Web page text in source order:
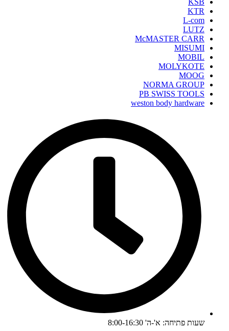
KSB
KTR
L-com
LUTZ
McMASTER CARR
MISUMI
MOBIL
MOLYKOTE
MOOG
NORMA GROUP
PB SWISS TOOLS
weston body hardware
שעות פתיחה: א'-ה' 8:00-16:30